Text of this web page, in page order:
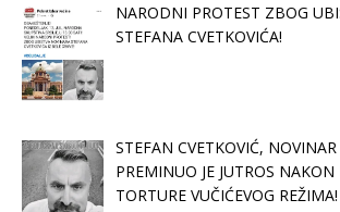
NARODNI PROTEST ZBOG
STEFANA CVETKOVIĆA!
STEFAN CVETKOVIĆ,
PREMINUO JE JUTROS NAKON
TORTURE VUČIĆEVOG REŽIMA!